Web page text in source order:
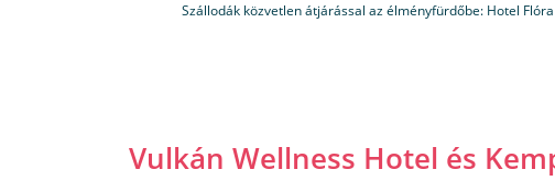
Szállodák közvetlen átjárással az élményfürdőbe: Hotel
Vulkán Wellness Hotel és